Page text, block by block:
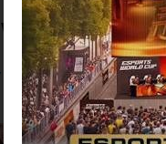
KER·9 JANVIER 2018